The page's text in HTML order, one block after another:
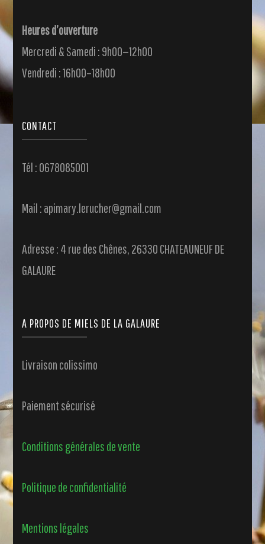
Heures d’ouverture
Mercredi & Samedi : 9h00—12h00
Vendredi : 16h00–18h00
CONTACT
Tél : 0678085001
Mail : apimary.lerucher@gmail.com
Adresse : 4 rue des Chênes, 26330 CHATEAUNEUF DE
GALAURE
A PROPOS DE MIELS DE LA GALAURE
Livraison colissimo
Paiement sécurisé
Conditions générales de vente
Politique de confidentialité
Mentions légales